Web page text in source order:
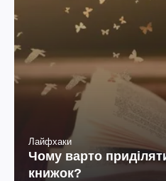
Лайфхаки
Чому варто
книжок?